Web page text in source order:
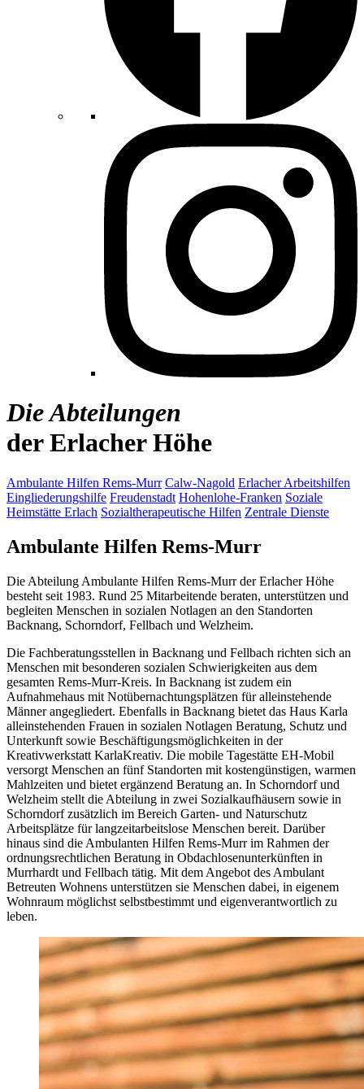
Die Abteilungen
der Erlacher Höhe
Ambulante Hilfen Rems-Murr Calw-Nagold Erlacher Arbeitshilfen
Eingliederungshilfe Freudenstadt Hohenlohe-Franken Soziale
Heimstätte Erlach Sozialtherapeutische Hilfen Zentrale Dienste
Ambulante Hilfen Rems-Murr
Die Abteilung Ambulante Hilfen Rems-Murr der Erlacher Höhe
besteht seit 1983. Rund 25 Mitarbeitende beraten, unterstützen und
begleiten Menschen in sozialen Notlagen an den Standorten
Backnang, Schorndorf, Fellbach und Welzheim.
Die Fachberatungsstellen in Backnang und Fellbach richten sich an
Menschen mit besonderen sozialen Schwierigkeiten aus dem
gesamten Rems-Murr-Kreis. In Backnang ist zudem ein
Aufnahmehaus mit Notübernachtungsplätzen für alleinstehende
Männer angegliedert. Ebenfalls in Backnang bietet das Haus Karla
alleinstehenden Frauen in sozialen Notlagen Beratung, Schutz und
Unterkunft sowie Beschäftigungsmöglichkeiten in der
Kreativwerkstatt KarlaKreativ. Die mobile Tagestätte EH-Mobil
versorgt Menschen an fünf Standorten mit kostengünstigen, warmen
Mahlzeiten und bietet ergänzend Beratung an. In Schorndorf und
Welzheim stellt die Abteilung in zwei Sozialkaufhäusern sowie in
Schorndorf zusätzlich im Bereich Garten- und Naturschutz
Arbeitsplätze für langzeitarbeitslose Menschen bereit. Darüber
hinaus sind die Ambulanten Hilfen Rems-Murr im Rahmen der
ordnungsrechtlichen Beratung in Obdachlosenunterkünften in
Murrhardt und Fellbach tätig. Mit dem Angebot des Ambulant
Betreuten Wohnens unterstützen sie Menschen dabei, in eigenem
Wohnraum möglichst selbstbestimmt und eigenverantwortlich zu
leben.